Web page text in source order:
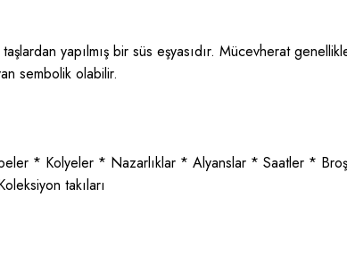
yapılmış bir süs eşyasıdır. Mücevherat
sembolik olabilir.
* Kolyeler * Nazarlıklar * Alyanslar * Saatler *
takıları